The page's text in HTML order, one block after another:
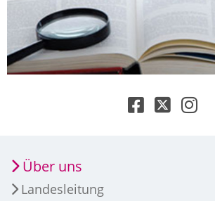
Über uns
Landesleitung